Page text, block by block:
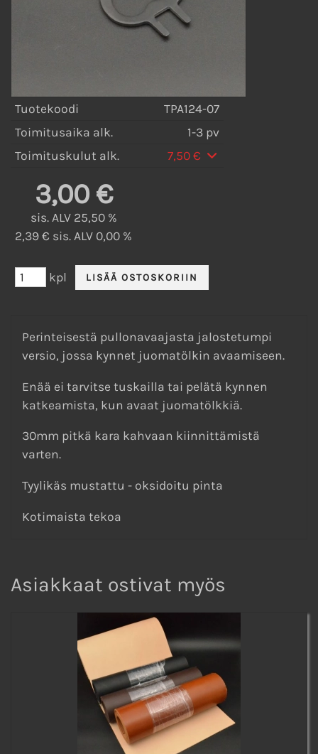
Tuotekoodi
TPA124-07
Toimitusaika alk.
1-3 pv
Toimituskulut alk.
7,50 €
3,00 €
sis. ALV 25,50 %
2,39 € sis. ALV 0,00 %
kpl
Perinteisestä pullonavaajasta jalostetumpi
versio, jossa kynnet juomatölkin avaamiseen.
Enää ei tarvitse tuskailla tai pelätä kynnen
katkeamista, kun avaat juomatölkkiä.
30mm pitkä kara kahvaan kiinnittämistä
varten.
Tyylikäs mustattu - oksidoitu pinta
Kotimaista tekoa
Asiakkaat ostivat myös